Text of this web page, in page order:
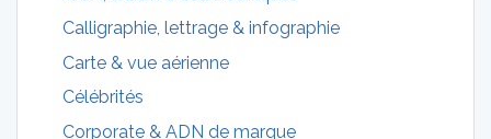
Calligraphie, lettrage & infographie
Carte & vue aérienne
Célébrités
Corporate & ADN de marque